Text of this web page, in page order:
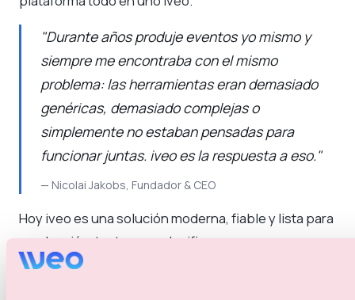
"Durante años produje eventos yo mismo y
siempre me encontraba con el mismo
problema: las herramientas eran demasiado
genéricas, demasiado complejas o
simplemente no estaban pensadas para
funcionar juntas. iveo es la respuesta a eso."
— Nicolai Jakobs, Fundador & CEO
Hoy iveo es una solución moderna, fiable y lista para
producción, tanto para planificar como para
producir todo tipo de eventos — desde pequeñas